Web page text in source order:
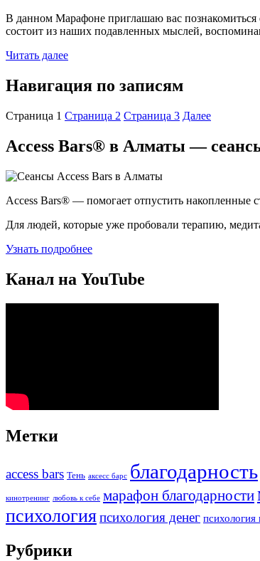
В данном Марафоне приглашаю вас
состоит из наших подавленных мыслей,
Читать далее
Навигация по записям
Страница 1 Страница 2 Страница 3 Далее
Access Bars® в Алматы —
Access Bars® — помогает отпустить накопленные
Для людей, которые уже пробовали терапию,
Узнать подробнее
Канал на YouTube
Метки
access bars Тень аксесс барс благодарность
кинотренинг любовь к себе марафон благодарности
психологияпсихология денег психология
Рубрики